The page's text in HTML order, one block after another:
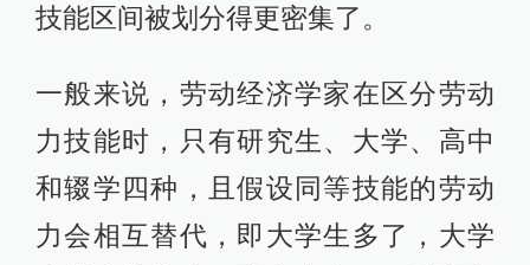
技能区间被划分得更密集了。
一般来说，劳动经济学家在区分劳动
力技能时，只有研究生、大学、高中
和辍学四种，且假设同等技能的劳动
力会相互替代，即大学生多了，大学